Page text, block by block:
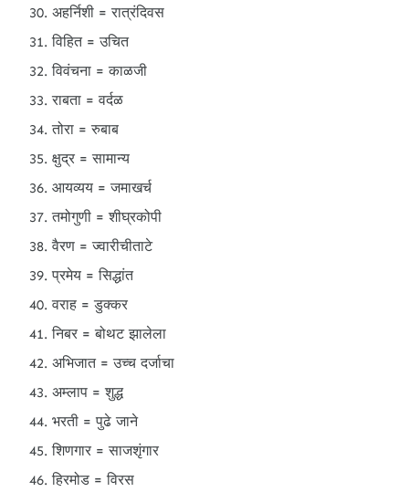
अहर्निशी = रात्रंदिवस
विहित = उचित
विवंचना = काळजी
राबता = वर्दळ
तोरा = रुबाब
क्षुद्र = सामान्य
आयव्यय = जमाखर्च
तमोगुणी = शीघ्रकोपी
वैरण = ज्वारीचीताटे
प्रमेय = सिद्धांत
वराह = डुक्कर
निबर = बोथट झालेला
अभिजात = उच्च दर्जाचा
अम्लाप = शुद्ध
भरती = पुढे जाने
शिणगार = साजशृंगार
हिरमोड = विरस